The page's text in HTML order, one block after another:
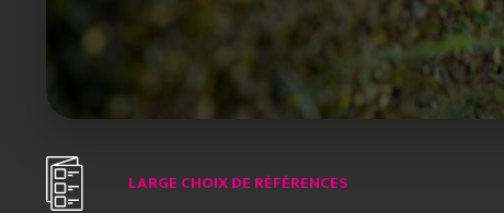
LARGE CHOIX DE RÉFÉRENCES